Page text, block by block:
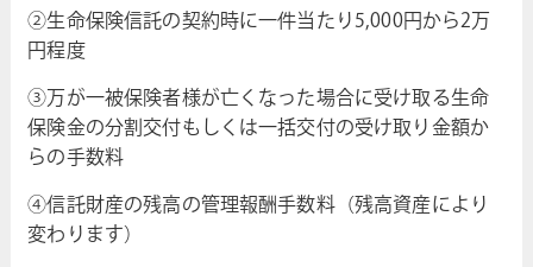
②生命保険信託の契約時に一件当たり5,000円から2万
円程度
③万が一被保険者様が亡くなった場合に受け取る生命
保険金の分割交付もしくは一括交付の受け取り金額か
らの手数料
④信託財産の残高の管理報酬手数料（残高資産により
変わります）